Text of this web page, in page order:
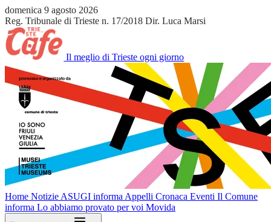
domenica 9 agosto 2026
Reg. Tribunale di Trieste n. 17/2018 Dir. Luca Marsi
Il meglio di Trieste ogni giorno
Home Notizie ASUGI informa Appelli Cronaca Eventi Il Comune
informa Lo abbiamo provato per voi Movida